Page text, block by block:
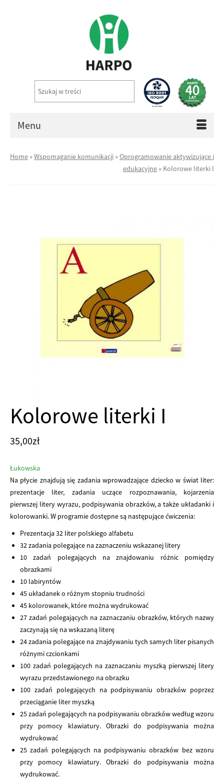
Menu
Home »Wspomaganie komunikacji »Oprogramowanie aktywizujące i
edukacyjne » Kolorowe literki I
Kolorowe literki I
35,00zł
Łukowska
Na płycie znajdują się zadania wprowadzające dziecko w świat liter:
prezentacje liter, zadania uczące rozpoznawania, kojarzenia
pierwszej litery wyrazu, podpisywania obrazków, a także układanki i
kolorowanki. W programie dostępne są następujące ćwiczenia:
Prezentacja 32 liter polskiego alfabetu
32 zadania polegające na zaznaczeniu wskazanej litery
10 zadań polegających na znajdowaniu różnic pomiędzy
obrazkami
10 labiryntów
45 układanek o różnym stopniu trudności
45 kolorowanek, które można wydrukować
27 zadań polegających na zaznaczaniu obrazków, których nazwy
zaczynają się na wskazaną literę
24 zadania polegające na znajdywaniu tych samych liter pisanych
różnymi czcionkami
100 zadań polegających na zaznaczaniu myszką pierwszej litery
wyrazu przedstawionego na obrazku
100 zadań polegających na podpisywaniu obrazków poprzez
przeciąganie liter myszką
25 zadań polegających na podpisywaniu obrazków według wzoru
przy pomocy klawiatury. Obrazki do podpisywania można
wydrukować
25 zadań polegających na podpisywaniu obrazków bez wzoru
przy pomocy klawiatury. Obrazki do podpisywania można
wydrukować.